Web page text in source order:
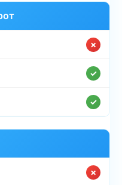
✗
✓
✓
✗